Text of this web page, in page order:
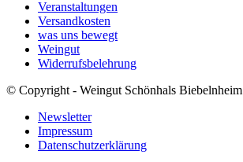
Veranstaltungen
Versandkosten
was uns bewegt
Weingut
Widerrufsbelehrung
© Copyright - Weingut Schönhals Biebelnheim
Newsletter
Impressum
Datenschutzerklärung